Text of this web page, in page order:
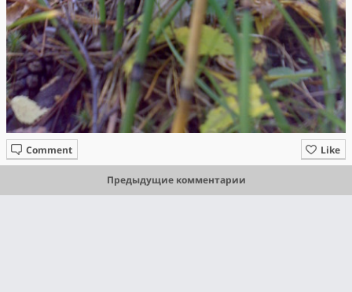
Like
Comment
Предыдущие комментарии